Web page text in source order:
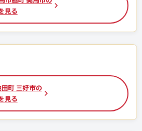
見る
町 三好市の
見る